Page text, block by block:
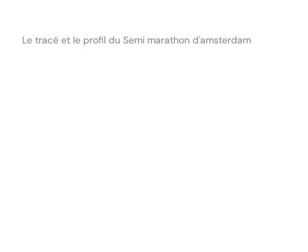
Le tracé et le profil du Semi marathon d'amsterdam